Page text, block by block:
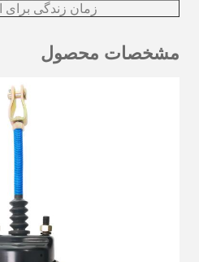
زمان زندگی برای
مشخصات محصول